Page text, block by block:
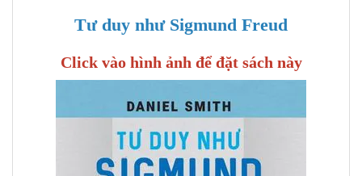
Tư duy như Sigmund Freud
Click vào hình ảnh để đặt sách này